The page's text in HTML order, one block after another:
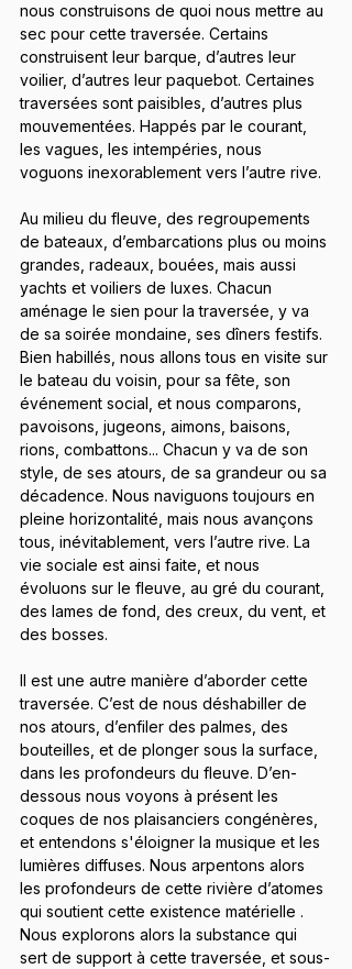
nous construisons de quoi nous mettre au
sec pour cette traversée. Certains
construisent leur barque, d’autres leur
voilier, d’autres leur paquebot. Certaines
traversées sont paisibles, d’autres plus
mouvementées. Happés par le courant,
les vagues, les intempéries, nous
voguons inexorablement vers l’autre rive.
Au milieu du fleuve, des regroupements
de bateaux, d’embarcations plus ou moins
grandes, radeaux, bouées, mais aussi
yachts et voiliers de luxes. Chacun
aménage le sien pour la traversée, y va
de sa soirée mondaine, ses dîners festifs.
Bien habillés, nous allons tous en visite sur
le bateau du voisin, pour sa fête, son
événement social, et nous comparons,
pavoisons, jugeons, aimons, baisons,
rions, combattons... Chacun y va de son
style, de ses atours, de sa grandeur ou sa
décadence. Nous naviguons toujours en
pleine horizontalité, mais nous avançons
tous, inévitablement, vers l’autre rive. La
vie sociale est ainsi faite, et nous
évoluons sur le fleuve, au gré du courant,
des lames de fond, des creux, du vent, et
des bosses.
Il est une autre manière d’aborder cette
traversée. C’est de nous déshabiller de
nos atours, d’enfiler des palmes, des
bouteilles, et de plonger sous la surface,
dans les profondeurs du fleuve. D’en-
dessous nous voyons à présent les
coques de nos plaisanciers congénères,
et entendons s'éloigner la musique et les
lumières diffuses. Nous arpentons alors
les profondeurs de cette rivière d’atomes
qui soutient cette existence matérielle .
Nous explorons alors la substance qui
sert de support à cette traversée, et sous-